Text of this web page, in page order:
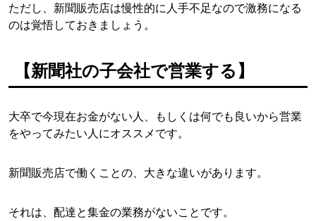
ただし、新聞販売店は慢性的に人手不足なので激務になる
のは覚悟しておきましょう。
【新聞社の子会社で営業する】
大卒で今現在お金がない人、もしくは何でも良いから営業
をやってみたい人にオススメです。
新聞販売店で働くことの、大きな違いがあります。
それは、配達と集金の業務がないことです。